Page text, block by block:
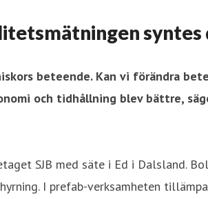
beteende. Kan vi förändra
och tidhållning blev bättre,
SJB med säte i Ed i Dalsland.
I prefab-verksamheten